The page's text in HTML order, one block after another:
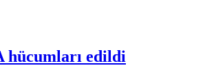
hücumları edildi